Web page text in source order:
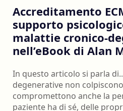
Accreditamento
supporto
malattie cronico-
nell’eBook di Alan
In questo articolo si parla
degenerative non
compromettono anche la
paziente ha di sé, delle